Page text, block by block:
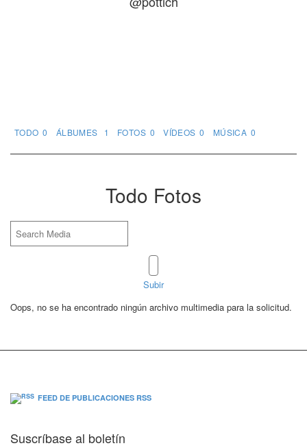
TODO 0 ÁLBUMES 1 FOTOS 0 VÍDEOS 0 MÚSICA 0
Todo Fotos
Subir
Oops, no se ha encontrado ningún archivo multimedia para la solicitud.
FEED DE PUBLICACIONES RSS
Suscríbase al boletín